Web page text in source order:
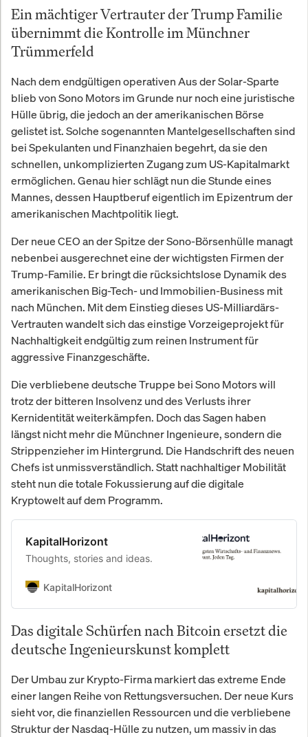
Ein mächtiger Vertrauter der Trump Familie
übernimmt die Kontrolle im Münchner
Trümmerfeld
Nach dem endgültigen operativen Aus der Solar-Sparte
blieb von Sono Motors im Grunde nur noch eine juristische
Hülle übrig, die jedoch an der amerikanischen Börse
gelistet ist. Solche sogenannten Mantelgesellschaften sind
bei Spekulanten und Finanzhaien begehrt, da sie den
schnellen, unkomplizierten Zugang zum US-Kapitalmarkt
ermöglichen. Genau hier schlägt nun die Stunde eines
Mannes, dessen Hauptberuf eigentlich im Epizentrum der
amerikanischen Machtpolitik liegt.
Der neue CEO an der Spitze der Sono-Börsenhülle managt
nebenbei ausgerechnet eine der wichtigsten Firmen der
Trump-Familie. Er bringt die rücksichtslose Dynamik des
amerikanischen Big-Tech- und Immobilien-Business mit
nach München. Mit dem Einstieg dieses US-Milliardärs-
Vertrauten wandelt sich das einstige Vorzeigeprojekt für
Nachhaltigkeit endgültig zum reinen Instrument für
aggressive Finanzgeschäfte.
Die verbliebene deutsche Truppe bei Sono Motors will
trotz der bitteren Insolvenz und des Verlusts ihrer
Kernidentität weiterkämpfen. Doch das Sagen haben
längst nicht mehr die Münchner Ingenieure, sondern die
Strippenzieher im Hintergrund. Die Handschrift des neuen
Chefs ist unmissverständlich. Statt nachhaltiger Mobilität
steht nun die totale Fokussierung auf die digitale
Kryptowelt auf dem Programm.
KapitalHorizont
Thoughts, stories and ideas.
KapitalHorizont
Das digitale Schürfen nach Bitcoin ersetzt die
deutsche Ingenieurskunst komplett
Der Umbau zur Krypto-Firma markiert das extreme Ende
einer langen Reihe von Rettungsversuchen. Der neue Kurs
sieht vor, die finanziellen Ressourcen und die verbliebene
Struktur der Nasdaq-Hülle zu nutzen, um massiv in das